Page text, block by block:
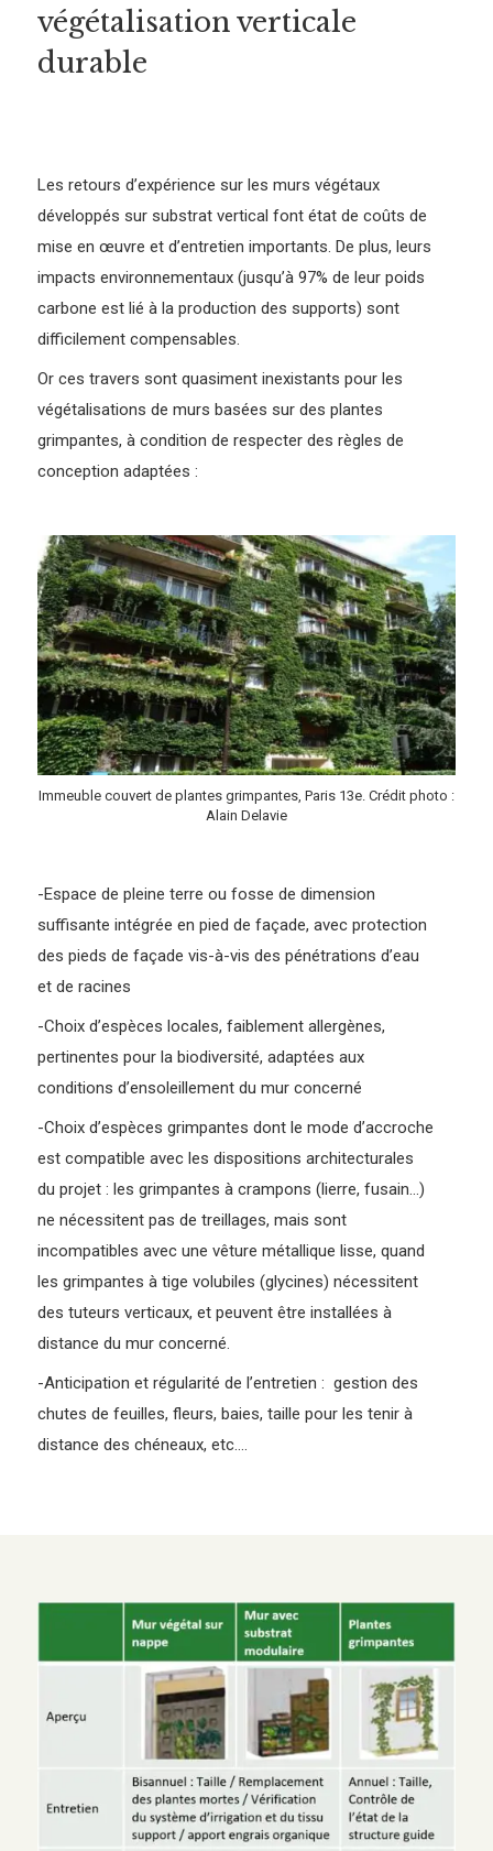
végétalisation verticale
durable
Les retours d’expérience sur les murs végétaux
développés sur substrat vertical font état de coûts de
mise en œuvre et d’entretien importants. De plus, leurs
impacts environnementaux (jusqu’à 97% de leur poids
carbone est lié à la production des supports) sont
difficilement compensables.
Or ces travers sont quasiment inexistants pour les
végétalisations de murs basées sur des plantes
grimpantes, à condition de respecter des règles de
conception adaptées :
Immeuble couvert de plantes grimpantes, Paris 13e. Crédit photo :
Alain Delavie
-Espace de pleine terre ou fosse de dimension
suffisante intégrée en pied de façade, avec protection
des pieds de façade vis-à-vis des pénétrations d’eau
et de racines
-Choix d’espèces locales, faiblement allergènes,
pertinentes pour la biodiversité, adaptées aux
conditions d’ensoleillement du mur concerné
-Choix d’espèces grimpantes dont le mode d’accroche
est compatible avec les dispositions architecturales
du projet : les grimpantes à crampons (lierre, fusain...)
ne nécessitent pas de treillages, mais sont
incompatibles avec une vêture métallique lisse, quand
les grimpantes à tige volubiles (glycines) nécessitent
des tuteurs verticaux, et peuvent être installées à
distance du mur concerné.
-Anticipation et régularité de l’entretien : gestion des
chutes de feuilles, fleurs, baies, taille pour les tenir à
distance des chéneaux, etc….